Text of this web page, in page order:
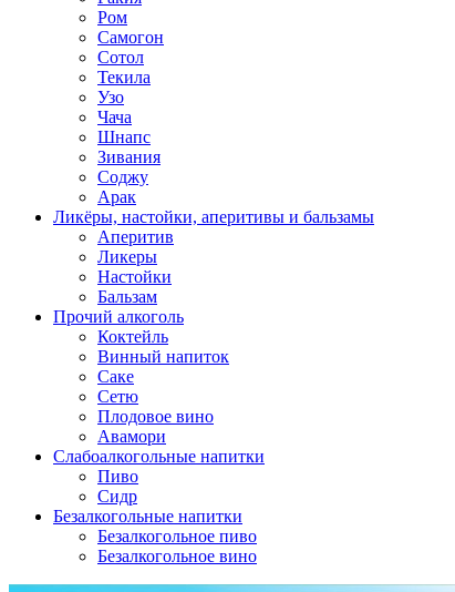
Ром
Самогон
Сотол
Текила
Узо
Чача
Шнапс
Зивания
Соджу
Арак
Ликёры, настойки, аперитивы и бальзамы
Аперитив
Ликеры
Настойки
Бальзам
Прочий алкоголь
Коктейль
Винный напиток
Саке
Сетю
Плодовое вино
Авамори
Слабоалкогольные напитки
Пиво
Сидр
Безалкогольные напитки
Безалкогольное пиво
Безалкогольное вино